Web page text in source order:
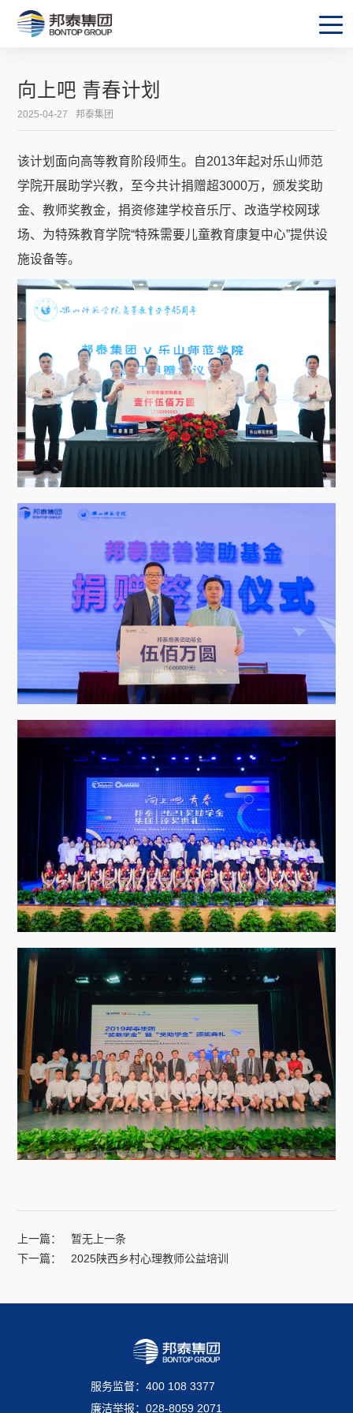
向上吧 青春计划
2025-04-27 邦泰集团
该计划面向高等教育阶段师生。自2013年起对乐山师范
学院开展助学兴教，至今共计捐赠超3000万，颁发奖助
金、教师奖教金，捐资修建学校音乐厅、改造学校网球
场、为特殊教育学院“特殊需要儿童教育康复中心”提供设
施设备等。
上一篇：
暂无上一条
下一篇：
2025陕西乡村心理教师公益培训
服务监督：400 108 3377
廉洁举报：028-8059 2071